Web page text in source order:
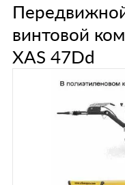
винтовой
XAS 47Dd